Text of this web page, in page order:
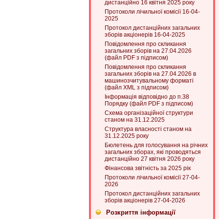
дистанційно 16 квітня 2025 року
Протоколи лічильної комісії 16-04-
2025
Протокол дистанційних загальних
зборів акціонерів 16-04-2025
Повідомлення про скликання
загальних зборів на 27.04.2026
(файл PDF з підписом)
Повідомлення про скликання
загальних зборів на 27.04.2026 в
машинозчитувальному форматі
(файл XML з підписом)
Інформація відповідно до п.38
Порядку (файл PDF з підписом)
Схема організаційної структури
станом на 31.12.2025
Структура власності станом на
31.12.2025 року
Бюлетень для голосування на річних
загальних зборах, які проводяться
дистанційно 27 квітня 2026 року
Фінансова звітність за 2025 рік
Протоколи лічильної комісії 27-04-
2026
Протокол дистанційних загальних
зборів акціонерів 27-04-2026
Розкриття інформації